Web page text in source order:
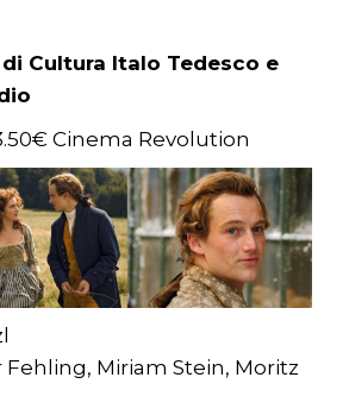
Cultura Italo Tedesco e
Cinema Revolution
Miriam Stein, Moritz